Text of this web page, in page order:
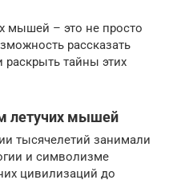
мышей – это не просто
рассказать
тайны этих
летучих мышей
тысячелетий занимали
и символизме
цивилизаций до